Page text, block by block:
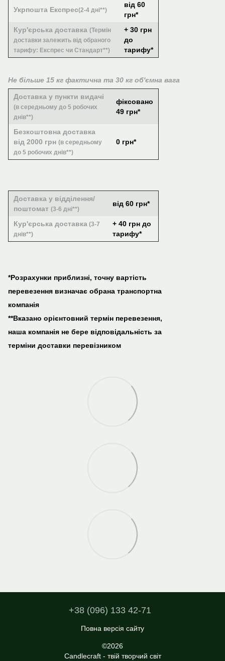
Укрпошта Експрес(2-4 дні**)
від 60
грн*
Кур'єрська доставка (Термін
доставки залежить від обраного
тарифу: Експрес чи Стандарт**)
+ 30 грн
до
тарифу*
Не більше 15 кг фактична та 30 кг об'ємна вага
Доставка у пункти видачі
(в середньому до 5 робочих
днів**)
фіксовано
49 грн*
Безкоштовна доставка
від 2000 грн (в середньому
до 5 робочих днів**)
0 грн*
Доставка у відділення/
поштомат (3-6 дні**)
від 60 грн*
Кур'єрська доставка (3-7
днів**)
+ 40 грн до
тарифу*
*Розрахунки приблизні, точну вартість
перевезення визначає обрана транспортна
компанія
**Вказано орієнтовний термін перевезення,
наша компанія не бере відповідальність за
терміни доставки перевізником
+38 (096) 133 42-71
Повна версія сайту
©2026
Candlecraft - твій творчий світ